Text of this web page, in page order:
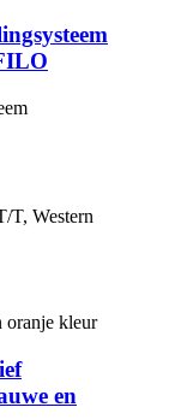
T, Western
en